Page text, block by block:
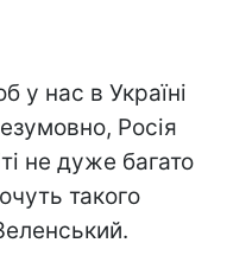
у нас в Україні
Росія
не дуже багато
такого